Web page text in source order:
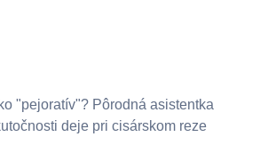
"pejoratív"? Pôrodná asistentka
deje pri cisárskom reze